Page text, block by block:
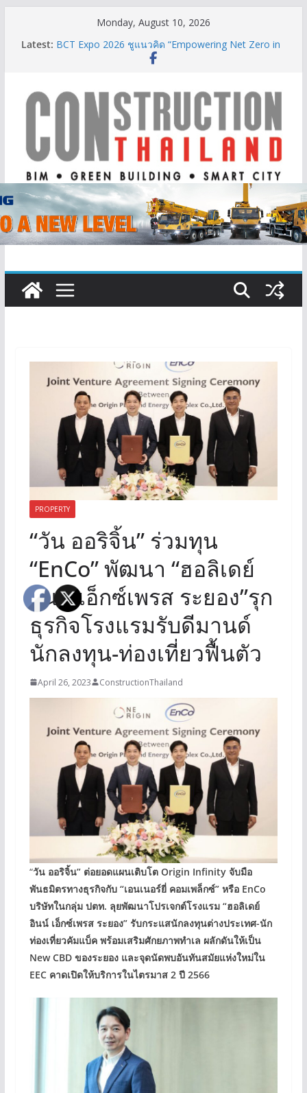
Monday, August 10, 2026
Latest: BCT Expo 2026 ชูแนวคิด “Empowering Net Zero in
Construction & Mining” ขับเคลื่อนอุตสาหกรรม
เดินหน้าสร้างการเติบโตอย่างยั่งยืน
‘FutureBuild Asia 2026’ รวมพลคนก่อสร้าง ขนคอน
เทนต์-นิทรรศการเชื่อมระบบนิเวศอุตสาหกรรมก่อสร้าง
นิปปอนเพนต์ผนึก 6 พันธมิตรโมเดิร์นเทรดชั้นนำเปิดตัว
“NIPPON PAINT WORRY FREE”ยกระดับความมั่นใจ
TITLE เผยรายได้ครึ่งปีแรก’69 มากกว่า 2,000 ล้านบาท
เติบโต 377% ชี้ดีมานด์ภูเก็ตยังแกร่ง
PROPERTY
“วัน ออริจิ้น” ร่วมทุน
“EnCo” พัฒนา “ฮอลิเดย์
อินน์ เอ็กซ์เพรส ระยอง”รุก
ธุรกิจโรงแรมรับดีมานด์
นักลงทุน-ท่องเที่ยวฟื้นตัว
April 26, 2023 ConstructionThailand
“วัน ออริจิ้น” ต่อยอดแผนเติบโต Origin Infinity จับมือ
พันธมิตรทางธุรกิจกับ “เอนเนอร์ยี่ คอมเพล็กซ์” หรือ EnCo
บริษัทในกลุ่ม ปตท. ลุยพัฒนาโปรเจกต์โรงแรม “ฮอลิเดย์
อินน์ เอ็กซ์เพรส ระยอง” รับกระแสนักลงทุนต่างประเทศ-นัก
ท่องเที่ยวคัมแบ็ค พร้อมเสริมศักยภาพทำเล ผลักดันให้เป็น
New CBD ของระยอง และจุดนัดพบอันทันสมัยแห่งใหม่ใน
EEC คาดเปิดให้บริการในไตรมาส 2 ปี 2566